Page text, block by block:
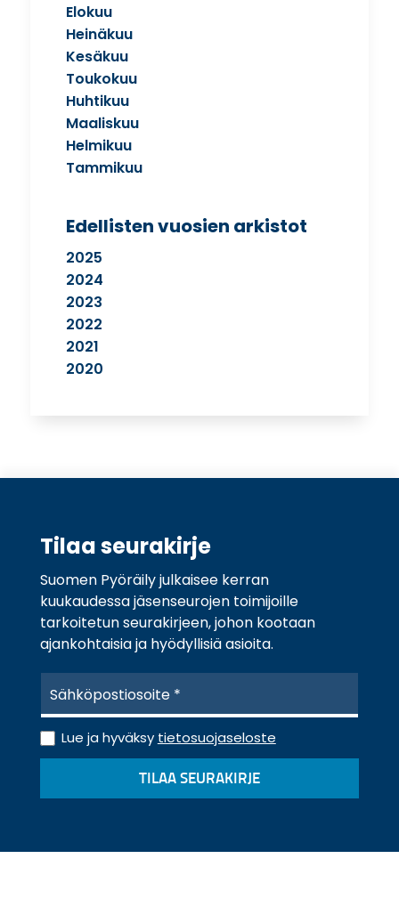
Elokuu
Heinäkuu
Kesäkuu
Toukokuu
Huhtikuu
Maaliskuu
Helmikuu
Tammikuu
Edellisten vuosien arkistot
2025
2024
2023
2022
2021
2020
Tilaa seurakirje
Suomen Pyöräily julkaisee kerran
kuukaudessa jäsenseurojen toimijoille
tarkoitetun seurakirjeen, johon kootaan
ajankohtaisia ja hyödyllisiä asioita.
h
k
ö
s
*
T
i
o
o
Lue ja hyväksy tietosuojaseloste
TILAA SEURAKIRJE